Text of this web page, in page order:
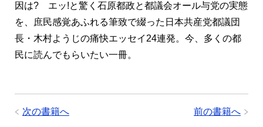
因は? エッ!と驚く石原都政と都議会オール与党の実態
を、庶民感覚あふれる筆致で綴った日本共産党都議団
長・木村ようじの痛快エッセイ24連発。今、多くの都
民に読んでもらいたい一冊。
前の書籍へ
次の書籍へ